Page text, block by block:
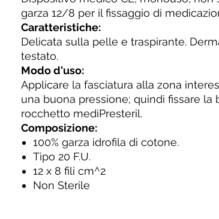
garza 12/8 per il fissaggio di
Caratteristiche:
Delicata sulla pelle e traspirante.
testato.
Modo d'uso:
Applicare la fasciatura alla zona
una buona pressione; quindi fissare la
rocchetto mediPresteril.
Composizione:
100% garza idrofila di cotone.
Tipo 20 F.U.
12 x 8 fili cm^2
Non Sterile